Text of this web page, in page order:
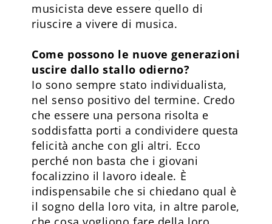
musicista deve essere quello di
riuscire a vivere di musica.
Come possono le nuove generazioni
uscire dallo stallo odierno?
Io sono sempre stato individualista,
nel senso positivo del termine. Credo
che essere una persona risolta e
soddisfatta porti a condividere questa
felicità anche con gli altri. Ecco
perché non basta che i giovani
focalizzino il lavoro ideale. È
indispensabile che si chiedano qual è
il sogno della loro vita, in altre parole,